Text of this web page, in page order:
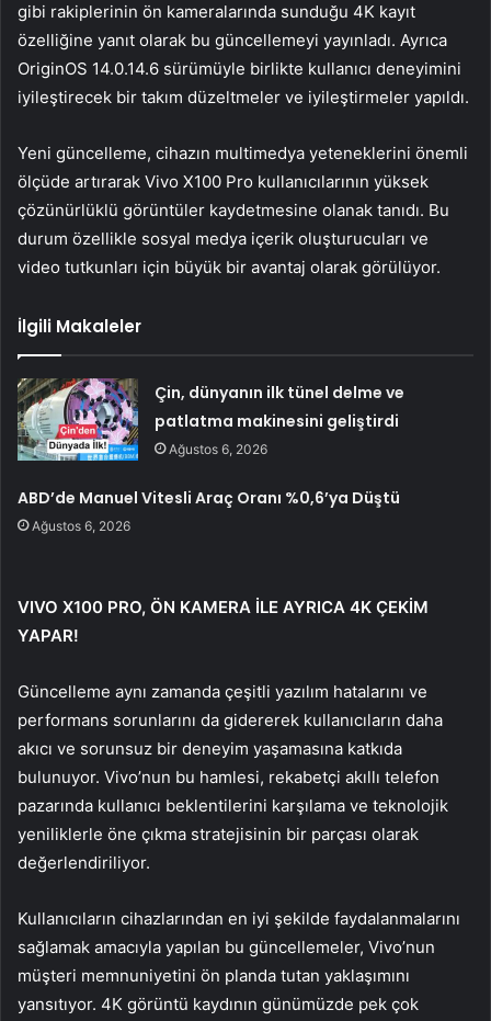
gibi rakiplerinin ön kameralarında sunduğu 4K kayıt
özelliğine yanıt olarak bu güncellemeyi yayınladı. Ayrıca
OriginOS 14.0.14.6 sürümüyle birlikte kullanıcı deneyimini
iyileştirecek bir takım düzeltmeler ve iyileştirmeler yapıldı.
Yeni güncelleme, cihazın multimedya yeteneklerini önemli
ölçüde artırarak Vivo X100 Pro kullanıcılarının yüksek
çözünürlüklü görüntüler kaydetmesine olanak tanıdı. Bu
durum özellikle sosyal medya içerik oluşturucuları ve
video tutkunları için büyük bir avantaj olarak görülüyor.
İlgili Makaleler
Çin, dünyanın ilk tünel delme ve
patlatma makinesini geliştirdi
Ağustos 6, 2026
ABD’de Manuel Vitesli Araç Oranı %0,6’ya Düştü
Ağustos 6, 2026
VIVO X100 PRO, ÖN KAMERA İLE AYRICA 4K ÇEKİM
YAPAR!
Güncelleme aynı zamanda çeşitli yazılım hatalarını ve
performans sorunlarını da gidererek kullanıcıların daha
akıcı ve sorunsuz bir deneyim yaşamasına katkıda
bulunuyor. Vivo’nun bu hamlesi, rekabetçi akıllı telefon
pazarında kullanıcı beklentilerini karşılama ve teknolojik
yeniliklerle öne çıkma stratejisinin bir parçası olarak
değerlendiriliyor.
Kullanıcıların cihazlarından en iyi şekilde faydalanmalarını
sağlamak amacıyla yapılan bu güncellemeler, Vivo’nun
müşteri memnuniyetini ön planda tutan yaklaşımını
yansıtıyor. 4K görüntü kaydının günümüzde pek çok